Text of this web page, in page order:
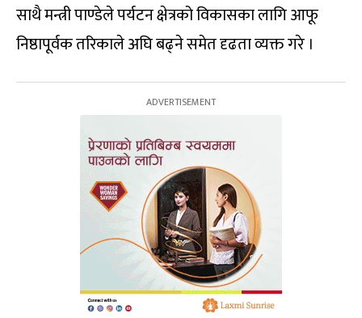
साथै मन्त्री पाण्डेले पर्यटन क्षेत्रको विकासका लागि आफू
निष्ठापूर्वक तरिकाले अघि बढ्ने समेत दृढता व्यक्त गरे ।